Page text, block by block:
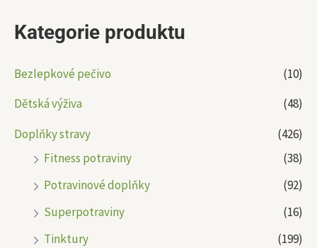
Kategorie produktu
Bezlepkové pečivo
(10)
Dětská výživa
(48)
Doplňky stravy
(426)
Fitness potraviny
(38)
Potravinové doplňky
(92)
Superpotraviny
(16)
Tinktury
(199)